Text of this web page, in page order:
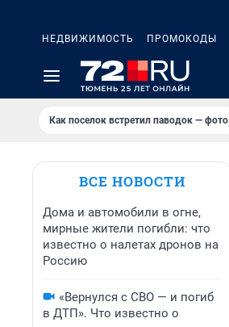
НЕДВИЖИМОСТЬ ПРОМОКОДЫ
Как поселок встретил паводок — фото
ВСЕ НОВОСТИ
Дома и автомобили в огне,
мирные жители погибли: что
известно о налетах дронов на
Россию
«Вернулся с СВО — и погиб
в ДТП». Что известно о